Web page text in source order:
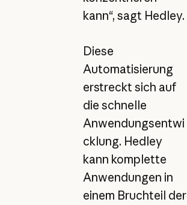
kann“, sagt Hedley.
Diese
Automatisierung
erstreckt sich auf
die schnelle
Anwendungsentwi
cklung. Hedley
kann komplette
Anwendungen in
einem Bruchteil der